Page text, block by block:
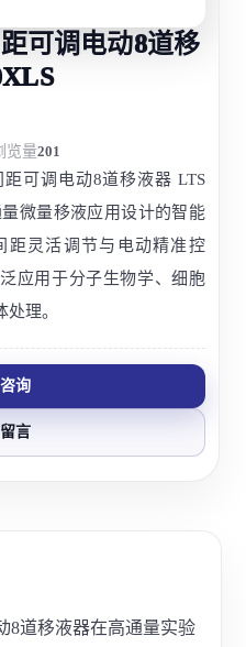
可调电动8道移
览量201
距可调电动8道移液器 LTS
微量移液应用设计的智能
距灵活调节与电动精准控
应用于分子生物学、细胞
理。
询
言
8道移液器在高通量实验